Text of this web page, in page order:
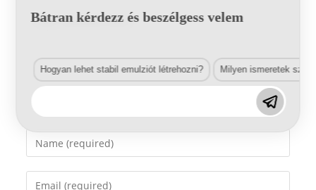
Comment
Enter
your
name
Enter
Bátran kérdezz és beszélgess velem
Hogyan lehet stabil emulziót létrehozni? Milyen ismeretek